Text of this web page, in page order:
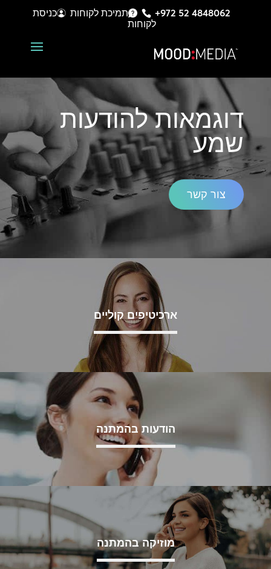
+972 52 4848062 תמיכת לקוחות
כניסת
לקוחות
דוגמאות להודעות
שמע
צור קשר
ארכיטיפים קוליים
הודעות בהמתנה
מוזיקה בהמתנה